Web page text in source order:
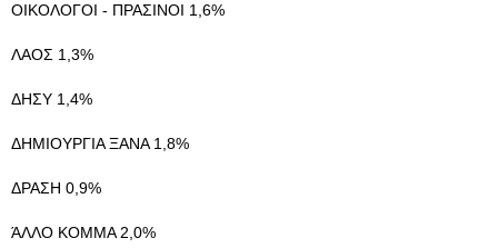
ΟΙΚΟΛΟΓΟΙ - ΠΡΑΣΙΝΟΙ 1,6%
ΛΑΟΣ 1,3%
ΔΗΣΥ 1,4%
ΔΗΜΙΟΥΡΓΙΑ ΞΑΝΑ 1,8%
ΔΡΑΣΗ 0,9%
ΆΛΛΟ ΚΟΜΜΑ 2,0%